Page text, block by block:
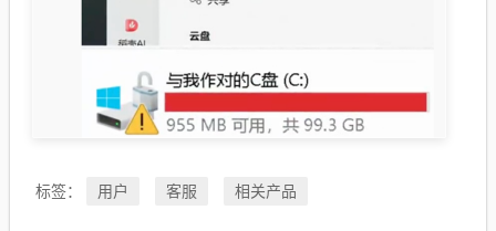
标签： 用户 客服 相关产品